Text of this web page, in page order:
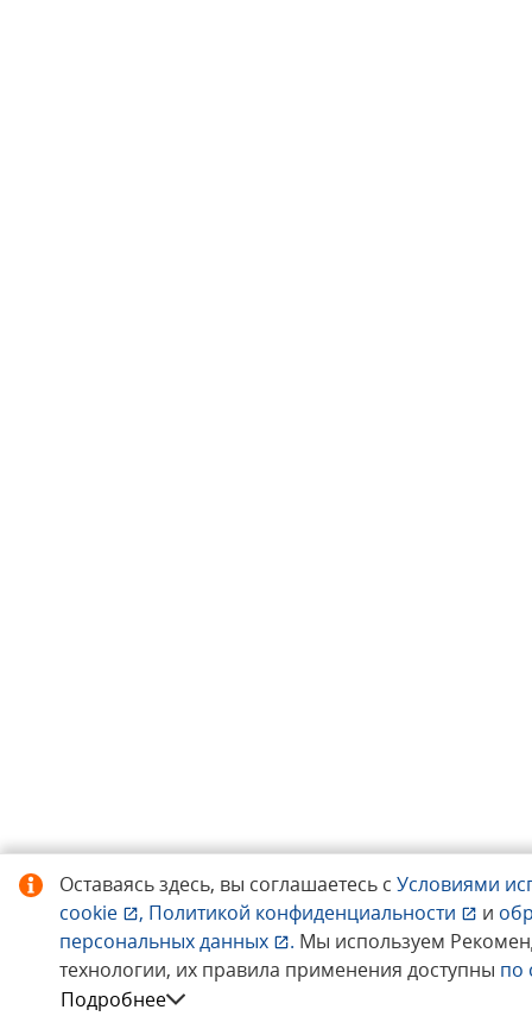
Оставаясь здесь, вы соглашаетесь с Условиями
cookie
, Политикой конфиденциальности и
персональных данных
. Мы используем
технологии, их правила применения доступны по
Подробнее